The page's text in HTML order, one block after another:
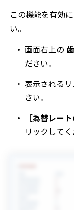
この機能を有効
い。
画面右上の
ださい。
表示される
さい。
［為替レー
リックしてく